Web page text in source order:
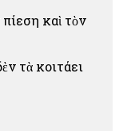
καὶ τὸν
τὰ κοιτάει